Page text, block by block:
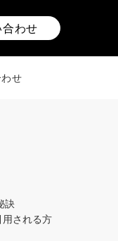
わせ
せ
訣
される方